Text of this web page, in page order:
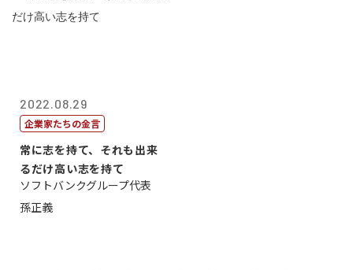
2022.08.29
企業家たちの金言
常に志を持て、それも出来
るだけ高い志を持て
ソフトバンクグループ代表
孫正義